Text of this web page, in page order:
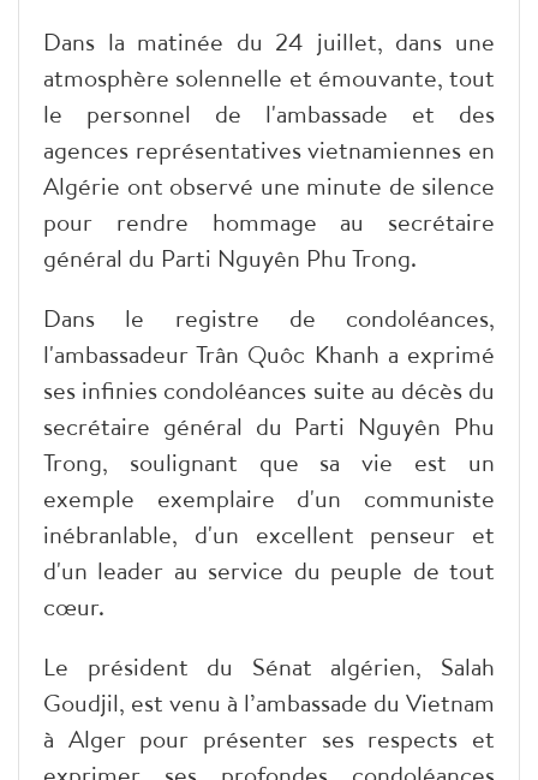
Dans la matinée du 24 juillet, dans une
atmosphère solennelle et émouvante, tout
le personnel de l'ambassade et des
agences représentatives vietnamiennes en
Algérie ont observé une minute de silence
pour rendre hommage au secrétaire
général du Parti Nguyên Phu Trong.
Dans le registre de condoléances,
l'ambassadeur Trân Quôc Khanh a exprimé
ses infinies condoléances suite au décès du
secrétaire général du Parti Nguyên Phu
Trong, soulignant que sa vie est un
exemple exemplaire d'un communiste
inébranlable, d'un excellent penseur et
d'un leader au service du peuple de tout
cœur.
Le président du Sénat algérien, Salah
Goudjil, est venu à l’ambassade du Vietnam
à Alger pour présenter ses respects et